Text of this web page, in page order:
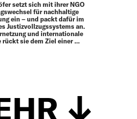
setzt sich mit ihrer NGO
für nachhaltige
ein – und packt dafür im
Justizvollzugssystems an.
und internationale
rückt sie dem Ziel einer …